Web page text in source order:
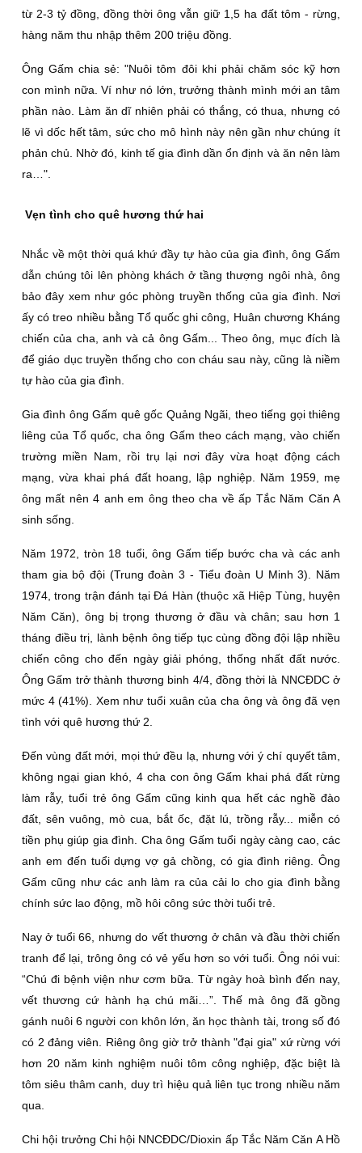
từ 2-3 tỷ đồng, đồng thời ông vẫn giữ 1,5 ha đất tôm - rừng,
hàng năm thu nhập thêm 200 triệu đồng.
Ông Gấm chia sẻ: "Nuôi tôm đôi khi phải chăm sóc kỹ hơn
con mình nữa. Ví như nó lớn, trưởng thành mình mới an tâm
phần nào. Làm ăn dĩ nhiên phải có thắng, có thua, nhưng có
lẽ vì dốc hết tâm, sức cho mô hình này nên gần như chúng ít
phản chủ. Nhờ đó, kinh tế gia đình dần ổn định và ăn nên làm
ra…".
Vẹn tình cho quê hương thứ hai
Nhắc về một thời quá khứ đầy tự hào của gia đình, ông Gấm
dẫn chúng tôi lên phòng khách ở tầng thượng ngôi nhà, ông
bảo đây xem như góc phòng truyền thống của gia đình. Nơi
ấy có treo nhiều bằng Tổ quốc ghi công, Huân chương Kháng
chiến của cha, anh và cả ông Gấm... Theo ông, mục đích là
để giáo dục truyền thống cho con cháu sau này, cũng là niềm
tự hào của gia đình.
Gia đình ông Gấm quê gốc Quảng Ngãi, theo tiếng gọi thiêng
liêng của Tổ quốc, cha ông Gấm theo cách mạng, vào chiến
trường miền Nam, rồi trụ lại nơi đây vừa hoạt động cách
mạng, vừa khai phá đất hoang, lập nghiệp. Năm 1959, mẹ
ông mất nên 4 anh em ông theo cha về ấp Tắc Năm Căn A
sinh sống.
Năm 1972, tròn 18 tuổi, ông Gấm tiếp bước cha và các anh
tham gia bộ đội (Trung đoàn 3 - Tiểu đoàn U Minh 3). Năm
1974, trong trận đánh tại Ðá Hàn (thuộc xã Hiệp Tùng, huyện
Năm Căn), ông bị trọng thương ở đầu và chân; sau hơn 1
tháng điều trị, lành bệnh ông tiếp tục cùng đồng đội lập nhiều
chiến công cho đến ngày giải phóng, thống nhất đất nước.
Ông Gấm trở thành thương binh 4/4, đồng thời là NNCÐDC ở
mức 4 (41%). Xem như tuổi xuân của cha ông và ông đã vẹn
tình với quê hương thứ 2.
Ðến vùng đất mới, mọi thứ đều lạ, nhưng với ý chí quyết tâm,
không ngại gian khó, 4 cha con ông Gấm khai phá đất rừng
làm rẫy, tuổi trẻ ông Gấm cũng kinh qua hết các nghề đào
đất, sên vuông, mò cua, bắt ốc, đặt lú, trồng rẫy... miễn có
tiền phụ giúp gia đình. Cha ông Gấm tuổi ngày càng cao, các
anh em đến tuổi dựng vợ gả chồng, có gia đình riêng. Ông
Gấm cũng như các anh làm ra của cải lo cho gia đình bằng
chính sức lao động, mồ hôi công sức thời tuổi trẻ.
Nay ở tuổi 66, nhưng do vết thương ở chân và đầu thời chiến
tranh để lại, trông ông có vẻ yếu hơn so với tuổi. Ông nói vui:
“Chú đi bệnh viện như cơm bữa. Từ ngày hoà bình đến nay,
vết thương cứ hành hạ chú mãi…”. Thế mà ông đã gồng
gánh nuôi 6 người con khôn lớn, ăn học thành tài, trong số đó
có 2 đảng viên. Riêng ông giờ trở thành "đại gia" xứ rừng với
hơn 20 năm kinh nghiệm nuôi tôm công nghiệp, đặc biệt là
tôm siêu thâm canh, duy trì hiệu quả liên tục trong nhiều năm
qua.
Chi hội trưởng Chi hội NNCÐDC/Dioxin ấp Tắc Năm Căn A Hồ